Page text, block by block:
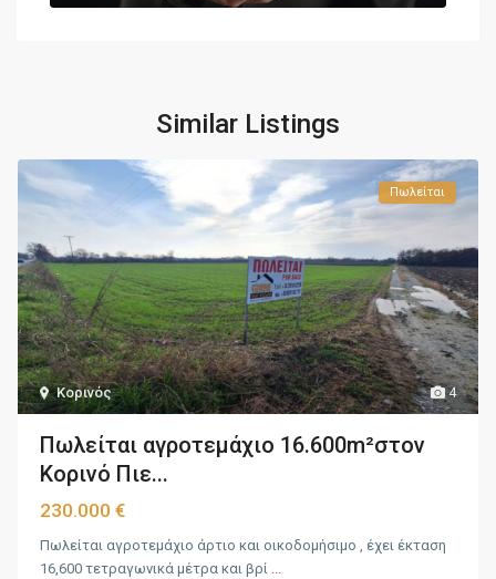
Similar Listings
4
Κορινός
Πωλείται
Πωλείται αγροτεμάχιο 16.600m²στον
Κορινό Πιε...
230.000 €
Πωλείται αγροτεμάχιο άρτιο και οικοδομήσιμο , έχει έκταση
16,600 τετραγωνικά μέτρα και βρί